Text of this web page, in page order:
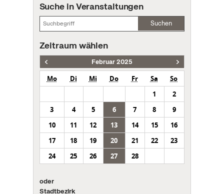
Suche in Veranstaltungen
Suchen
Zeitraum wählen
Februar 2025
Mo Di Mi Do Fr Sa
So
1
2
3
4 5 6 7 8
9
10
11 12 13 14 15
16
17
18 19 20 21 22
23
24
25 26 27 28
oder
Stadtbezirk